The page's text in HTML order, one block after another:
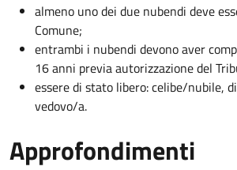
almeno uno dei due nubendi deve
Comune;
entrambi i nubendi devono aver
16 anni previa autorizzazione del
essere di stato libero: celibe/nubile,
vedovo/a.
Approfondimenti